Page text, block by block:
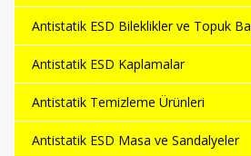
Antistatik ESD Bileklikler ve Topuk
Antistatik ESD Kaplamalar
Antistatik Temizleme Ürünleri
Antistatik ESD Masa ve Sandalyeler